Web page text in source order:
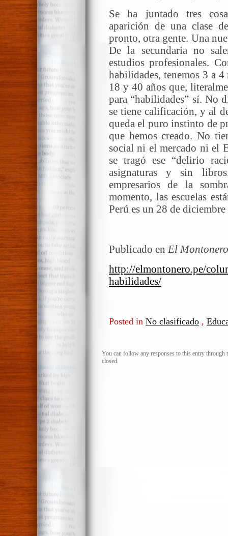
Se ha juntado tres
aparición de una clase
pronto, otra gente. Una
De la secundaria no
estudios profesionales.
habilidades, tenemos 3 a
18 y 40 años que,
para “habilidades” sí. No
se tiene calificación, y al
queda el puro instinto de
que hemos creado. No
social ni el mercado ni el
se tragó ese “delirio
asignaturas y sin
empresarios de la
momento, las escuelas
Perú es un 28 de diciembre
Publicado en El
http://elmontonero.pe/
habilidades/
Posted in No clasificado ,
You can follow any responses to this entry through
closed.